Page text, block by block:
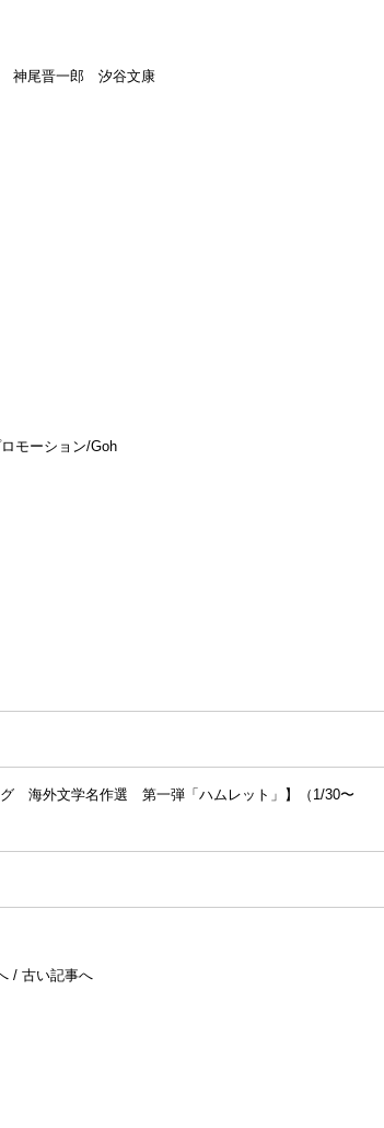
尾晋一郎 汐谷文康
モーション/Goh
海外文学名作選 第一弾「ハムレット」】（1/30〜
/ 古い記事へ